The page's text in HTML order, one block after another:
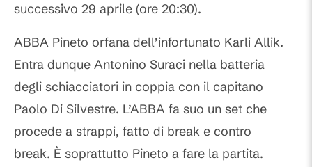
successivo 29 aprile (ore 20:30).
ABBA Pineto orfana dell’infortunato Karli Allik.
Entra dunque Antonino Suraci nella batteria
degli schiacciatori in coppia con il capitano
Paolo Di Silvestre. L’ABBA fa suo un set che
procede a strappi, fatto di break e contro
break. È soprattutto Pineto a fare la partita.